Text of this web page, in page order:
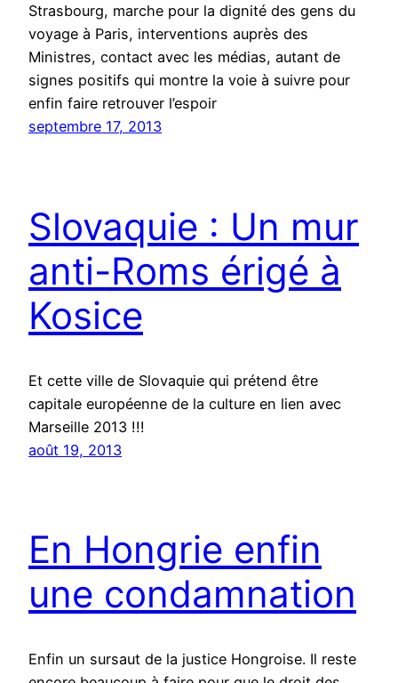
Strasbourg, marche pour la dignité des gens du
voyage à Paris, interventions auprès des
Ministres, contact avec les médias, autant de
signes positifs qui montre la voie à suivre pour
enfin faire retrouver l’espoir
septembre 17, 2013
Slovaquie : Un mur
anti-Roms érigé à
Kosice
Et cette ville de Slovaquie qui prétend être
capitale européenne de la culture en lien avec
Marseille 2013 !!!
août 19, 2013
En Hongrie enfin
une condamnation
Enfin un sursaut de la justice Hongroise. Il reste